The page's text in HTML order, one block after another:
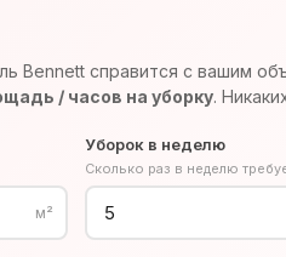
Bennett справится с вашим
/ часов на уборку.
м²
Уборок в неделю
Сколько раз в неделю